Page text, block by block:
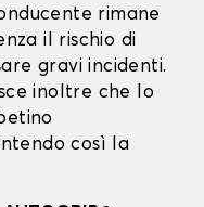
rimane
il rischio di
gravi incidenti.
inoltre che lo
così la